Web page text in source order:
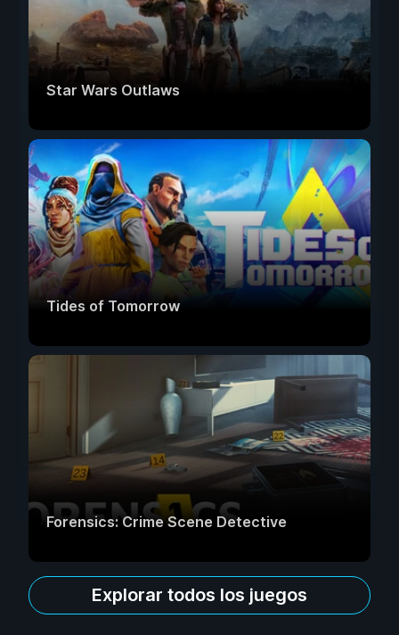
Star Wars Outlaws
Tides of Tomorrow
Forensics: Crime Scene Detective
Explorar todos los juegos